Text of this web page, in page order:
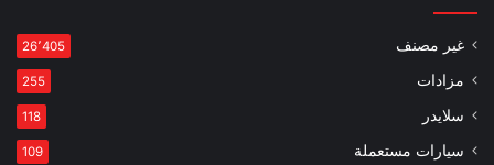
غير مصنف 26٬405
مزادات 255
سلايدر 118
سيارات مستعملة 109